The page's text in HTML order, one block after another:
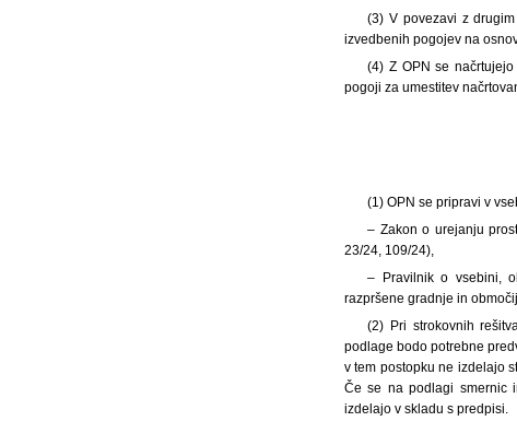
(3) V povezavi z
izvedbenih pogojev na
(4) Z OPN se
pogoji za umestitev
(1) OPN se pripravi v
– Zakon o urejanju
23/24, 109/24),
– Pravilnik o vsebini,
razpršene gradnje in
(2) Pri strokovnih
podlage bodo potrebne
v tem postopku ne izdelajo
Če se na podlagi smernic
izdelajo v skladu s predpisi.